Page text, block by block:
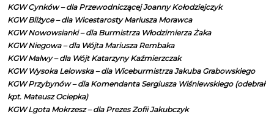
KGW Cynków – dla Przewodniczącej Joanny Kołodziejczyk
KGW Bliżyce – dla Wicestarosty Mariusza Morawca
KGW Nowowsianki – dla Burmistrza Włodzimierza Żaka
KGW Niegowa – dla Wójta Mariusza Rembaka
KGW Malwy – dla Wójt Katarzyny Kaźmierzczak
KGW Wysoka Lelowska – dla Wiceburmistrza Jakuba Grabowskiego
KGW Przybynów – dla Komendanta Sergiusza Wiśniewskiego (odebrał
kpt. Mateusz Ociepka)
KGW Lgota Mokrzesz – dla Prezes Zofii Jakubczyk